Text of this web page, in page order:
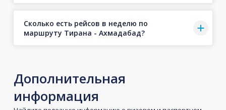
Сколько есть рейсов в неделю по
маршруту Тирана - Ахмадабад?
Дополнительная
информация